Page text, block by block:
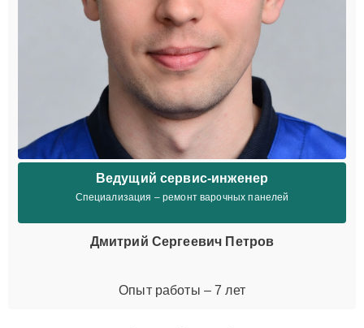
Ведущий сервис-инженер
Специализация – ремонт варочных панелей
Дмитрий Сергеевич Петров
Опыт работы – 7 лет